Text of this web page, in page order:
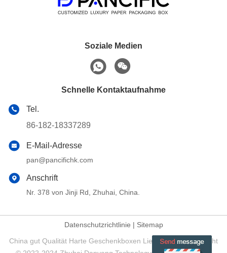
Soziale Medien
Schnelle Kontaktaufnahme
Tel.
86-182-18337289
E-Mail-Adresse
pan@pancifichk.com
Anschrift
Nr. 378 von Jinji Rd, Zhuhai, China.
Datenschutzrichtlinie | Sitemap
China gut Qualität Harte Geschenkboxen Lieferant. Urheberrecht